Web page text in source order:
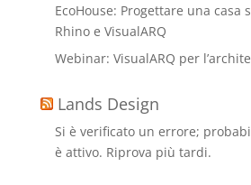
EcoHouse: Progettare una casa
Rhino e VisualARQ
Webinar: VisualARQ per
Lands Design
Si è verificato un errore;
è attivo. Riprova più tardi.